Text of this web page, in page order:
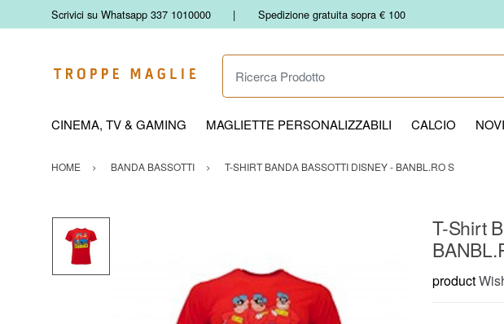
Scrivici su Whatsapp 337 1010000 Spedizione gratuita sopra € 100
Ricerca Prodotto
CINEMA, TV & GAMING MAGLIETTE PERSONALIZZABILI CALCIO
HOME BANDA BASSOTTI T-SHIRT BANDA BASSOTTI DISNEY - BANBL.RO S
T-Shirt
product